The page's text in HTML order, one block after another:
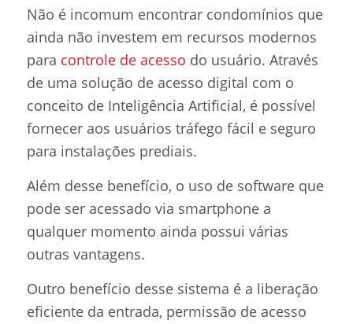
Não é incomum encontrar condomínios que
ainda não investem em recursos modernos
para controle de acesso do usuário. Através
de uma solução de acesso digital com o
conceito de Inteligência Artificial, é possível
fornecer aos usuários tráfego fácil e seguro
para instalações prediais.
Além desse benefício, o uso de software que
pode ser acessado via smartphone a
qualquer momento ainda possui várias
outras vantagens.
Outro benefício desse sistema é a liberação
eficiente da entrada, permissão de acesso